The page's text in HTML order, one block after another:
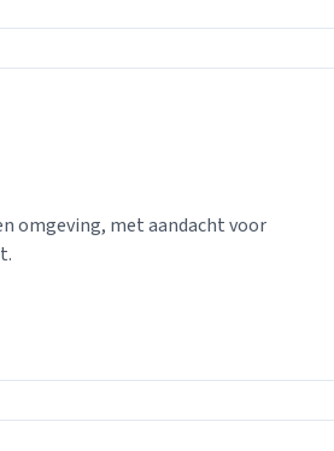
omgeving, met aandacht voor